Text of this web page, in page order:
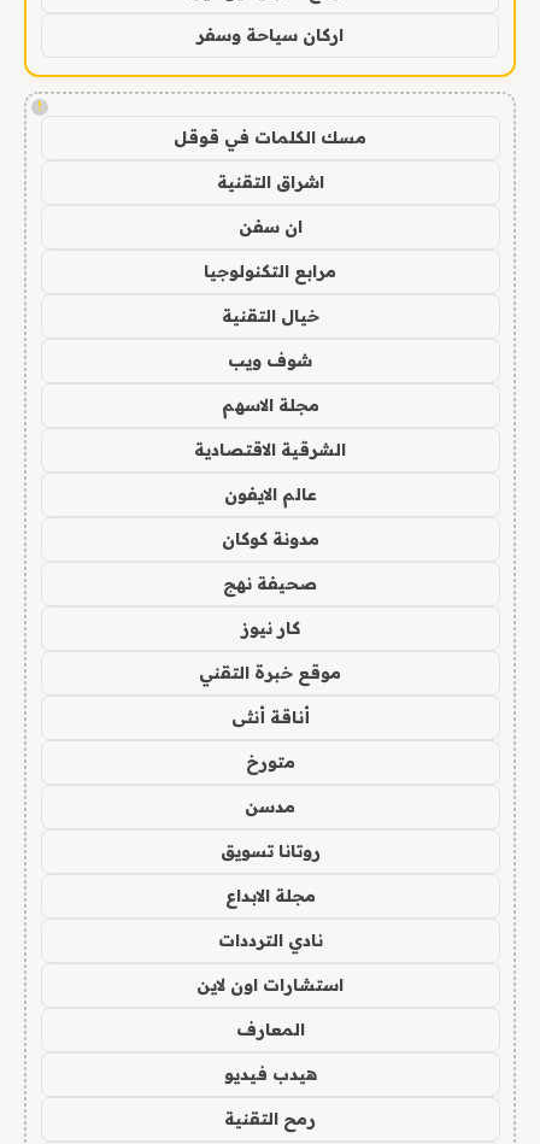
اركان سياحة وسفر
!
مسك الكلمات في قوقل
اشراق التقنية
ان سفن
مرابع التكنولوجيا
خيال التقنية
شوف ويب
مجلة الاسهم
الشرقية الاقتصادية
عالم الايفون
مدونة كوكان
صحيفة نهج
كار نيوز
موقع خبرة التقني
أناقة أنثى
متورخ
مدسن
روتانا تسويق
مجلة الابداع
نادي الترددات
استشارات اون لاين
المعارف
هيدب فيديو
رمح التقنية